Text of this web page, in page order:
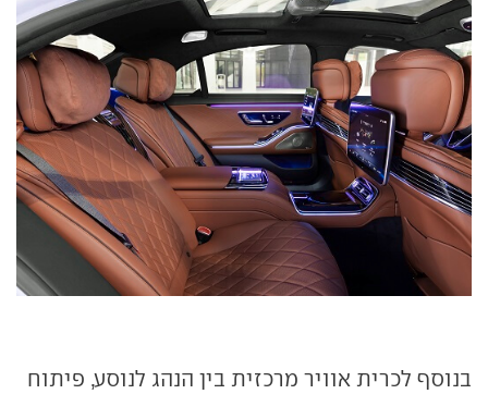
בנוסף לכרית אוויר מרכזית בין הנהג לנוסע, פיתוח